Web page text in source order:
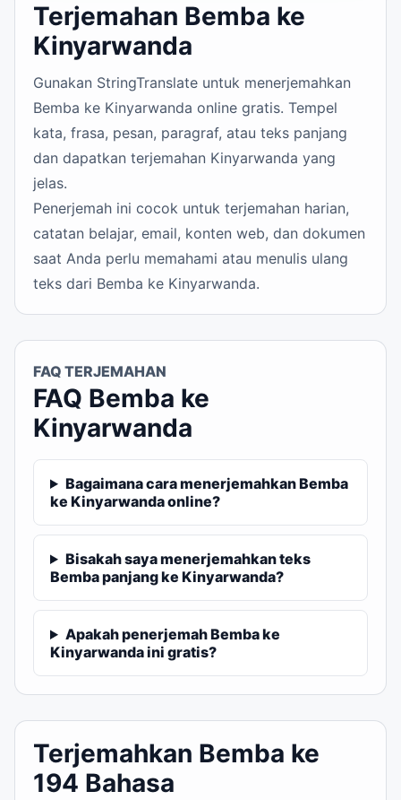
Terjemahan Bemba ke
Kinyarwanda
Gunakan StringTranslate untuk menerjemahkan
Bemba ke Kinyarwanda online gratis. Tempel
kata, frasa, pesan, paragraf, atau teks panjang
dan dapatkan terjemahan Kinyarwanda yang
jelas.
Penerjemah ini cocok untuk terjemahan harian,
catatan belajar, email, konten web, dan dokumen
saat Anda perlu memahami atau menulis ulang
teks dari Bemba ke Kinyarwanda.
FAQ TERJEMAHAN
FAQ Bemba ke
Kinyarwanda
Bagaimana cara menerjemahkan Bemba
ke Kinyarwanda online?
Bisakah saya menerjemahkan teks
Bemba panjang ke Kinyarwanda?
Apakah penerjemah Bemba ke
Kinyarwanda ini gratis?
Terjemahkan Bemba ke
194 Bahasa